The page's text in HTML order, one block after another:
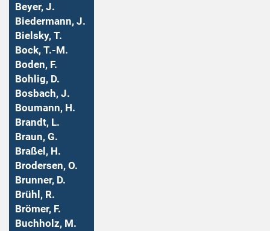
Beyer, J.
Biedermann, J.
Bielsky, T.
Bock, T.-M.
Boden, F.
Bohlig, D.
Bosbach, J.
Boumann, H.
Brandt, L.
Braun, G.
Braßel, H.
Brodersen, O.
Brunner, D.
Brühl, R.
Brömer, F.
Buchholz, M.